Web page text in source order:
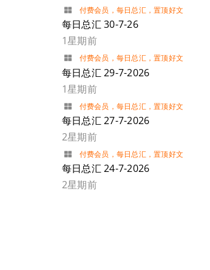
付费会员 ， 每日总汇，置顶好文
每日总汇 30-7-26
1星期前
付费会员 ， 每日总汇，置顶好文
每日总汇 29-7-2026
1星期前
付费会员 ， 每日总汇，置顶好文
每日总汇 27-7-2026
2星期前
付费会员 ， 每日总汇，置顶好文
每日总汇 24-7-2026
2星期前